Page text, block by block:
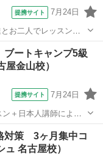
提携サイト 7月24日
お二人でレッスンを
落ち着いた環境で話
ートキャンプ5級
金山校）
提携サイト 7月24日
＋日本人講師による
ども、しっかり英語
験によ
対策 3ヶ月集中コ
名古屋校）